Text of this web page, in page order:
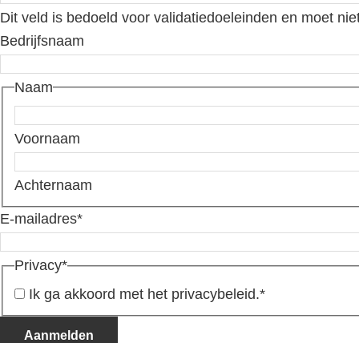
Dit veld is bedoeld voor validatiedoeleinden en moet
Bedrijfsnaam
Naam
Voornaam
Achternaam
E-mailadres*
Privacy*
Ik ga akkoord met het privacybeleid.*
Aanmelden